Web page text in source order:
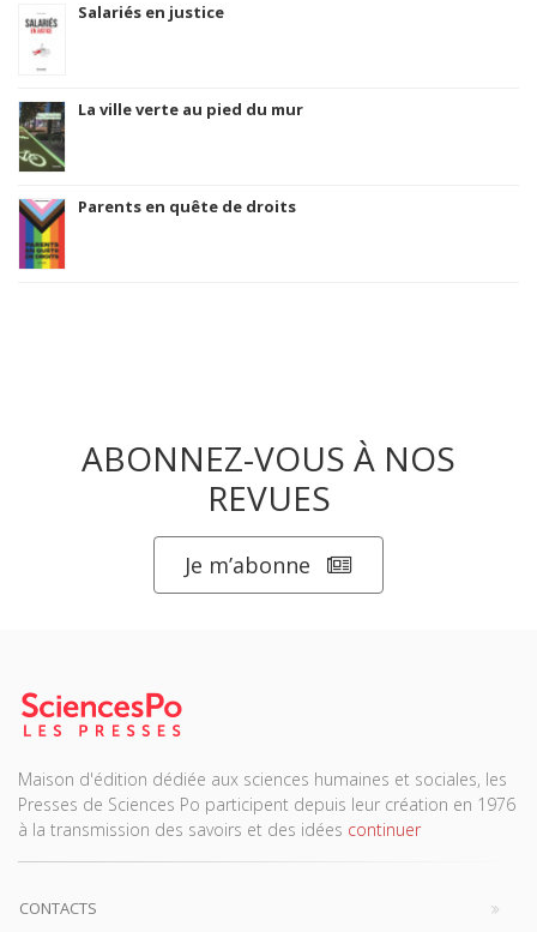
Salariés en justice
La ville verte au pied du mur
Parents en quête de droits
ABONNEZ-VOUS À NOS
REVUES
Je m’abonne
Maison d'édition dédiée aux sciences humaines et sociales, les
Presses de Sciences Po participent depuis leur création en 1976
à la transmission des savoirs et des idées continuer
CONTACTS